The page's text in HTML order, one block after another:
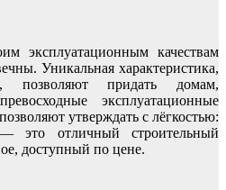
эксплуатационным качествам
Уникальная характеристика,
позволяют придать домам,
эксплуатационные
утверждать с лёгкостью:
это отличный строительный
доступный по цене.